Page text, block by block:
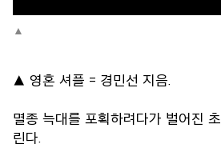
▲ 영혼 셔플 = 경민선 지음.
멸종 늑대를 포획하려다가 벌어진
린다.